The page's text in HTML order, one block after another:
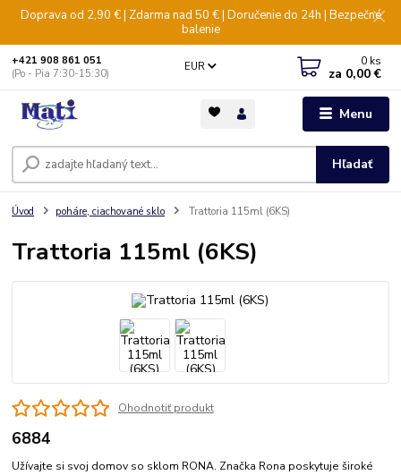
Doprava od 2,90 € | Zdarma nad 50 € | Doručenie do 24h | Bezpečné
balenie
Menu
EUR
Hľadať
+421 908 861 051
(Po - Pia 7:30-15:30)
0 ks
za 0,00 €
Úvod poháre, ciachované sklo Trattoria 115ml (6KS)
Trattoria 115ml (6KS)
Ohodnotiť produkt
6884
Užívajte si svoj domov so sklom RONA. Značka Rona poskytuje široké